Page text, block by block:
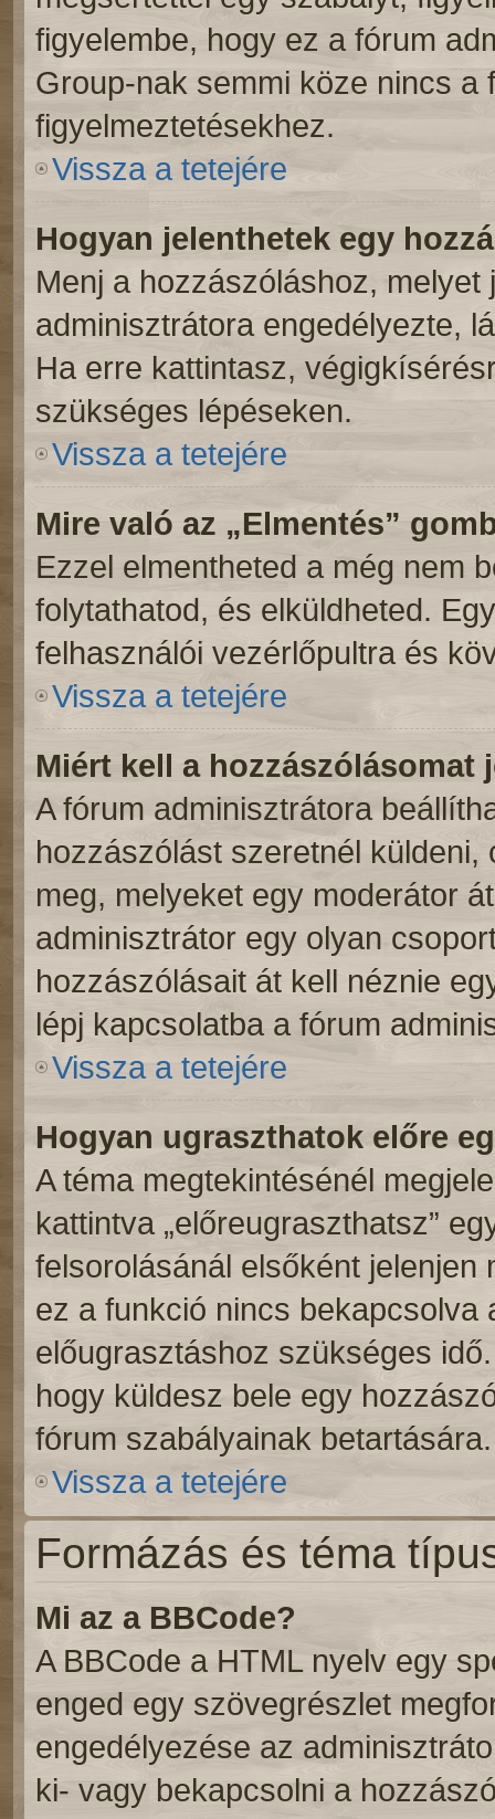
figyelembe, hogy ez a fórum
Group-nak semmi köze nincs a
figyelmeztetésekhez.
Vissza a tetejére
Hogyan jelenthetek egy
Menj a hozzászóláshoz,
adminisztrátora engedélyezte,
Ha erre kattintasz,
szükséges lépéseken.
Vissza a tetejére
Mire való az „Elmentés”
Ezzel elmentheted a még nem
folytathatod, és elküldheted.
felhasználói vezérlőpultra és
Vissza a tetejére
Miért kell a
A fórum adminisztrátora
hozzászólást szeretnél
meg, melyeket egy moderátor
adminisztrátor egy olyan
hozzászólásait át kell néznie
lépj kapcsolatba a fórum
Vissza a tetejére
Hogyan ugraszthatok előre
A téma megtekintésénél
kattintva „előreugraszthatsz”
felsorolásánál elsőként
ez a funkció nincs bekapcsolva
előugrasztáshoz szükséges
hogy küldesz bele egy
fórum szabályainak betartására.
Vissza a tetejére
Formázás és téma
Mi az a BBCode?
A BBCode a HTML nyelv egy
enged egy szövegrészlet
engedélyezése az
ki- vagy bekapcsolni a